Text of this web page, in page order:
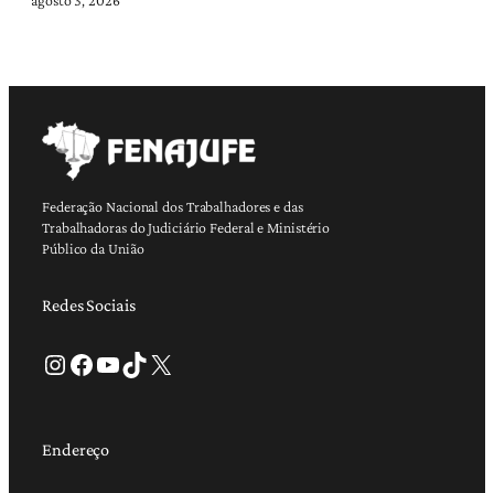
Federação Nacional dos Trabalhadores e das
Trabalhadoras do Judiciário Federal e Ministério
Público da União
Redes Sociais
Instagram Facebook Youtube TikTok X
Endereço